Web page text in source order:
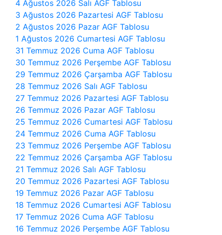
4 Ağustos 2026 Salı AGF Tablosu
3 Ağustos 2026 Pazartesi AGF Tablosu
2 Ağustos 2026 Pazar AGF Tablosu
1 Ağustos 2026 Cumartesi AGF Tablosu
31 Temmuz 2026 Cuma AGF Tablosu
30 Temmuz 2026 Perşembe AGF Tablosu
29 Temmuz 2026 Çarşamba AGF Tablosu
28 Temmuz 2026 Salı AGF Tablosu
27 Temmuz 2026 Pazartesi AGF Tablosu
26 Temmuz 2026 Pazar AGF Tablosu
25 Temmuz 2026 Cumartesi AGF Tablosu
24 Temmuz 2026 Cuma AGF Tablosu
23 Temmuz 2026 Perşembe AGF Tablosu
22 Temmuz 2026 Çarşamba AGF Tablosu
21 Temmuz 2026 Salı AGF Tablosu
20 Temmuz 2026 Pazartesi AGF Tablosu
19 Temmuz 2026 Pazar AGF Tablosu
18 Temmuz 2026 Cumartesi AGF Tablosu
17 Temmuz 2026 Cuma AGF Tablosu
16 Temmuz 2026 Perşembe AGF Tablosu